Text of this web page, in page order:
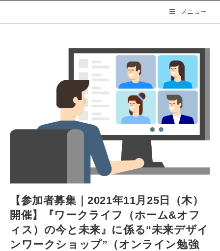
メニュー
【参加者募集｜2021年11月25日（木）
開催】『ワークライフ（ホーム&オフ
ィス）の今と未来』に係る“未来デザイ
ンワークショップ”（オンライン勉強